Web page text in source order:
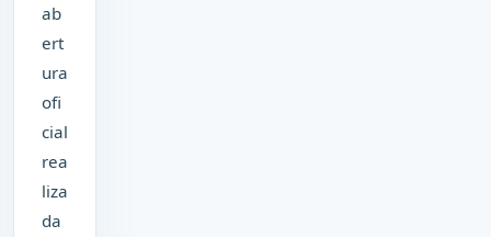
ab
ert
ura
ofi
cial
rea
liza
da